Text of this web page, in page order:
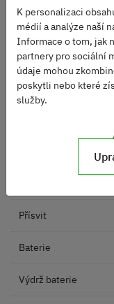
Pořizování zvukového
záznamu
Paměť
Přísvit
Baterie
Výdrž baterie
K personalizaci
médií a analýze naší
Informace o tom, jak
partnery pro sociální
údaje mohou
poskytli nebo které
služby.